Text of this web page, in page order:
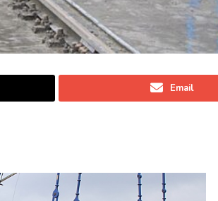
Email